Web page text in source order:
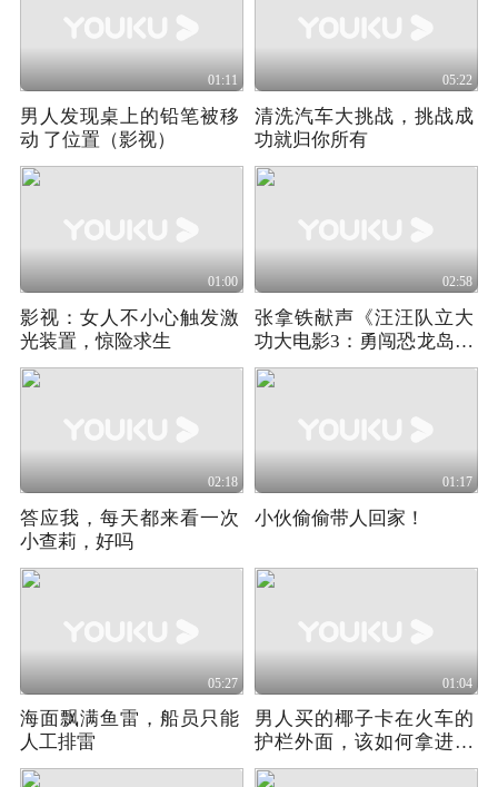
01:11
男人发现桌上的铅笔被移
动 了位置（影视）
05:22
清洗汽车大挑战，挑战成
功就归你所有
01:00
影视：女人不小心触发激
光装置，惊险求生
02:58
张拿铁献声《汪汪队立大
功大电影3：勇闯恐龙岛》
全国32城限时超前点映中
02:18
答应我，每天都来看一次
小查莉，好吗
01:17
小伙偷偷带人回家！
05:27
海面飘满鱼雷，船员只能
人工排雷
01:04
男人买的椰子卡在火车的
护栏外面，该如何拿进去
呢？